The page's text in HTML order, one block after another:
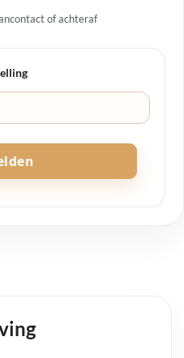
of achteraf